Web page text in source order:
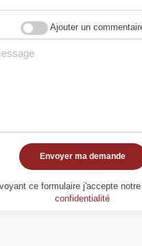
Ajouter un
Envoyer ma demande
ce formulaire j'accepte notre
confidentialité